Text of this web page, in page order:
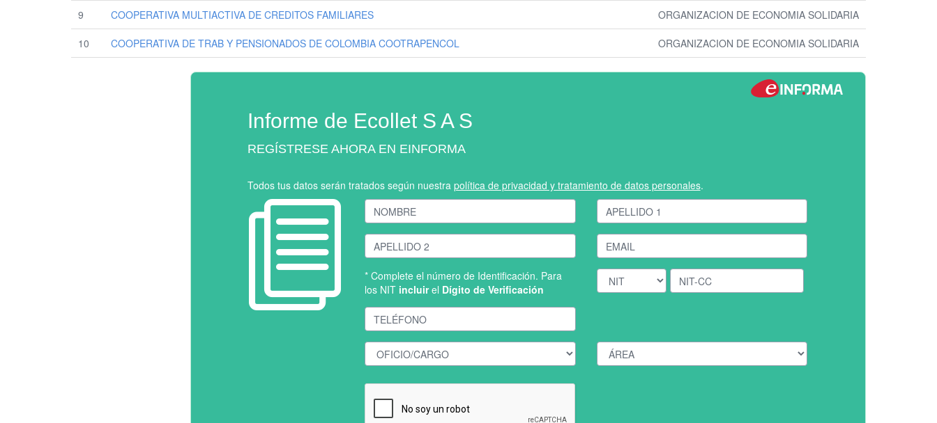
9 COOPERATIVA MULTIACTIVA DE CREDITOS FAMILIARES ORGANIZACION DE ECONOMIA SOLIDARIA
10 COOPERATIVA DE TRAB Y PENSIONADOS DE COLOMBIA COOTRAPENCOL ORGANIZACION DE ECONOMIA SOLIDARIA
Informe de Ecollet S A S
REGÍSTRESE AHORA EN EINFORMA
Todos tus datos serán tratados según nuestra política de privacidad y tratamiento de datos personales.
* Complete el número de Identificación. Para
los NIT incluirel Dígito de Verificación